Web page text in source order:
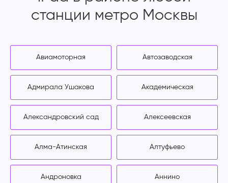
станции метро Москвы
Авиамоторная Автозаводская
Адмирала Ушакова Академическая
Александровский сад Алексеевская
Алма-Атинская Алтуфьево
Андроновка Аннино